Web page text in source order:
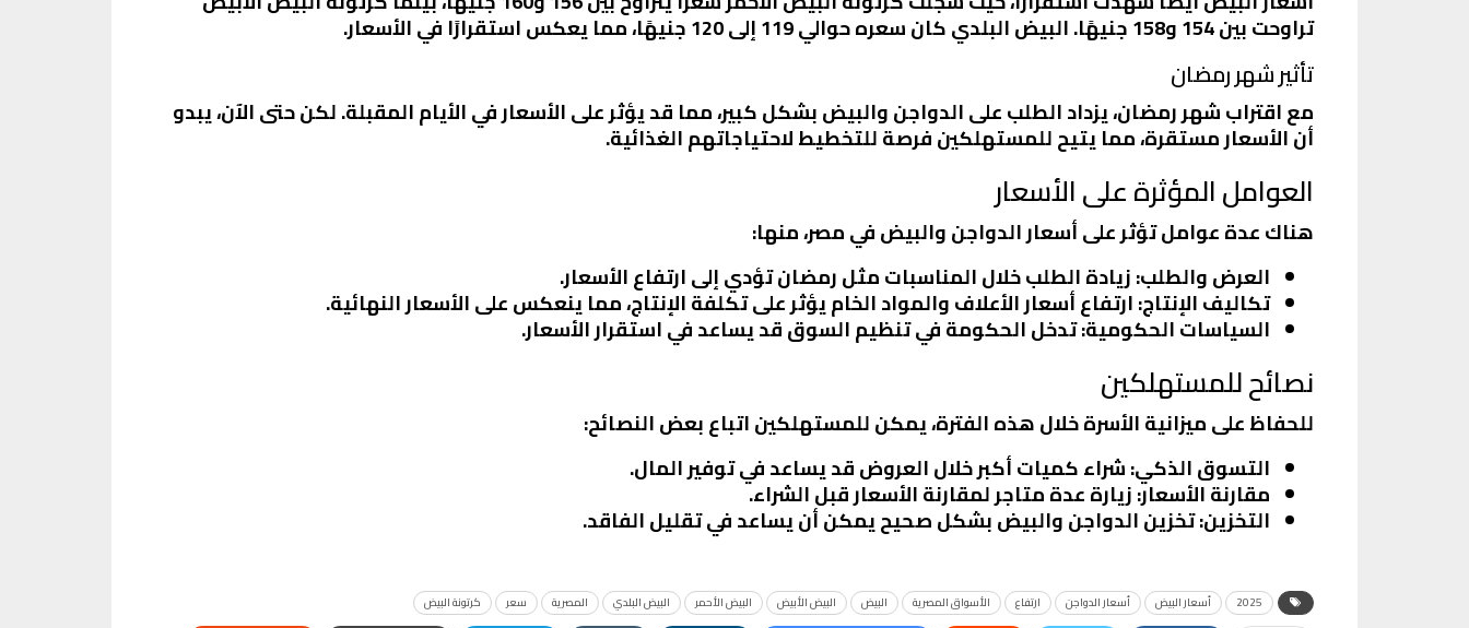
تراوحت بين 154 و158 جنيهًا. البيض البلدي كان سعره حوالي 119 إلى 120 جنيهًا، مما يعكس استقرارًا في الأسعار.
تأثير شهر رمضان
مع اقتراب شهر رمضان، يزداد الطلب على الدواجن والبيض بشكل كبير، مما قد يؤثر على الأسعار في الأيام المقبلة. لكن حتى الآن، يبدو
أن الأسعار مستقرة، مما يتيح للمستهلكين فرصة للتخطيط لاحتياجاتهم الغذائية.
العوامل المؤثرة على الأسعار
هناك عدة عوامل تؤثر على أسعار الدواجن والبيض في مصر، منها:
العرض والطلب: زيادة الطلب خلال المناسبات مثل رمضان تؤدي إلى ارتفاع الأسعار.
تكاليف الإنتاج: ارتفاع أسعار الأعلاف والمواد الخام يؤثر على تكلفة الإنتاج، مما ينعكس على الأسعار النهائية.
السياسات الحكومية: تدخل الحكومة في تنظيم السوق قد يساعد في استقرار الأسعار.
نصائح للمستهلكين
للحفاظ على ميزانية الأسرة خلال هذه الفترة، يمكن للمستهلكين اتباع بعض النصائح:
التسوق الذكي: شراء كميات أكبر خلال العروض قد يساعد في توفير المال.
مقارنة الأسعار: زيارة عدة متاجر لمقارنة الأسعار قبل الشراء.
التخزين: تخزين الدواجن والبيض بشكل صحيح يمكن أن يساعد في تقليل الفاقد.
2025 أسعار البيض أسعار الدواجن ارتفاع الأسواق المصرية البيض البيض الأبيض البيض الأحمر البيض البلدي المصرية سعر كرتونة البيض